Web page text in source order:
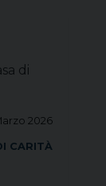
di
2026
CARITÀ